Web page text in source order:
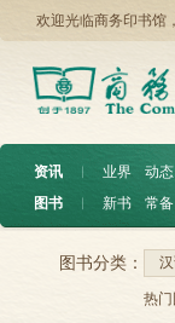
欢迎光临商务印书馆，
资讯 ︱ 业界 动态
图书
︱ 新书 常备
图书分类：
热门